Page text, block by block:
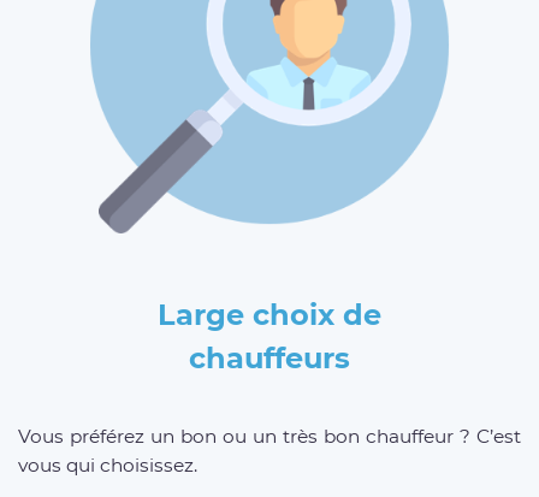
Large choix de
chauffeurs
Vous préférez un bon ou un très bon chauffeur ? C’est
vous qui choisissez.